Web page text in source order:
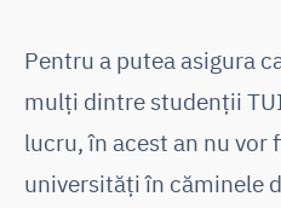
Pentru a putea asigura
mulți dintre studenții
lucru, în acest an nu vor
universități în căminele